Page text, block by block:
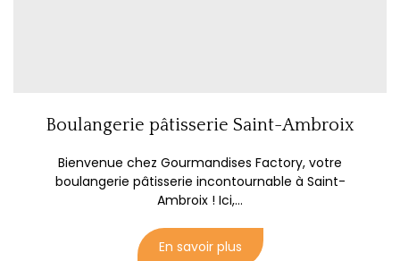
Boulangerie pâtisserie Saint-Ambroix
Bienvenue chez Gourmandises Factory, votre
boulangerie pâtisserie incontournable à Saint-
Ambroix ! Ici,...
En savoir plus